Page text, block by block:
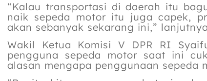
“Kalau transportasi di daerah itu
naik sepeda motor itu juga capek,
akan sebanyak sekarang ini,”
Wakil Ketua Komisi V DPR RI
pengguna sepeda motor saat ini
alasan mengapa penggunaan